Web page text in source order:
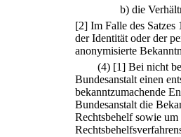
b) die
[2] Im Falle des
der Identität oder der
anonymisierte
(4) [1] Bei nicht
Bundesanstalt einen
bekanntzumachende
Bundesanstalt die
Rechtsbehelf sowie